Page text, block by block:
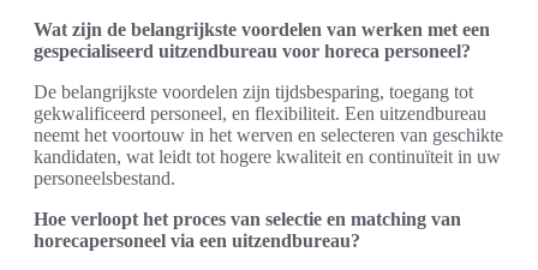
Wat zijn de belangrijkste voordelen van werken met een
gespecialiseerd uitzendbureau voor horeca personeel?
De belangrijkste voordelen zijn tijdsbesparing, toegang tot
gekwalificeerd personeel, en flexibiliteit. Een uitzendbureau
neemt het voortouw in het werven en selecteren van geschikte
kandidaten, wat leidt tot hogere kwaliteit en continuïteit in uw
personeelsbestand.
Hoe verloopt het proces van selectie en matching van
horecapersoneel via een uitzendbureau?